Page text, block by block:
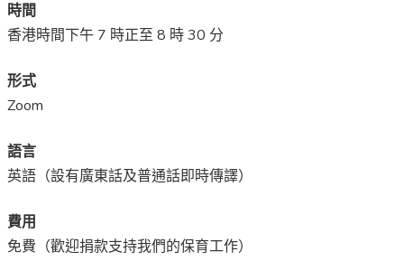
時間
香港時間下午 7 時正至 8 時 30 分
形式
Zoom
語言
英語（設有廣東話及普通話即時傳譯）
費用
免費（歡迎捐款支持我們的保育工作）